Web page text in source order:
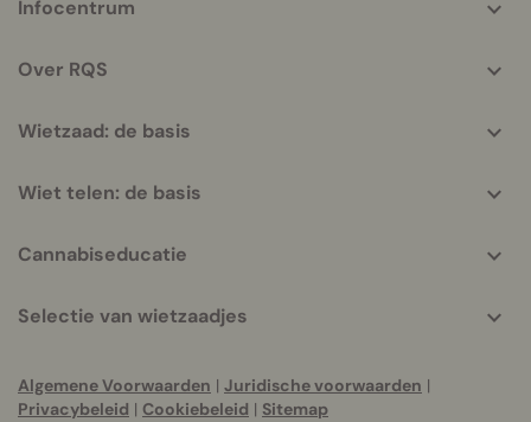
helpful
Infocentrum
Over RQS
Wietzaad: de basis
Wiet telen: de basis
Cannabiseducatie
Selectie van wietzaadjes
Algemene Voorwaarden | Juridische voorwaarden |
Privacybeleid | Cookiebeleid | Sitemap